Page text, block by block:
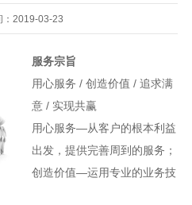
：2019-03-23
服务宗旨
用心服务 / 创造价值 / 追求满
意 / 实现共赢
用心服务—从客户的根本利益
出发，提供完善周到的服务；
创造价值—运用专业的业务技